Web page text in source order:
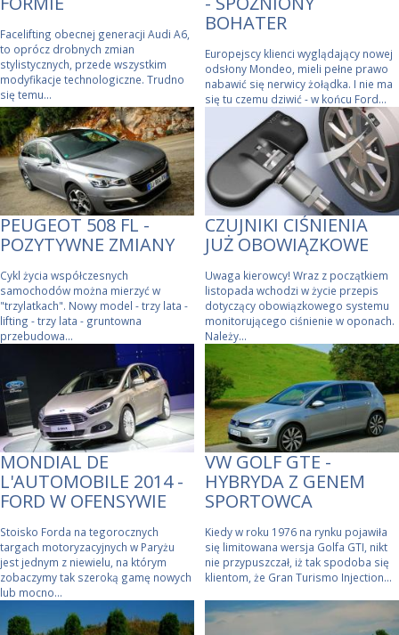
Facelifting obecnej generacji Audi A6,
to oprócz drobnych zmian
stylistycznych, przede wszystkim
modyfikacje technologiczne. Trudno
się temu...
BOHATER
Europejscy klienci wyglądający nowej
odsłony Mondeo, mieli pełne prawo
nabawić się nerwicy żołądka. I nie ma
się tu czemu dziwić - w końcu Ford...
PEUGEOT 508 FL -
POZYTYWNE ZMIANY
Cykl życia współczesnych
samochodów można mierzyć w
"trzylatkach". Nowy model - trzy lata -
lifting - trzy lata - gruntowna
przebudowa...
CZUJNIKI CIŚNIENIA
JUŻ OBOWIĄZKOWE
Uwaga kierowcy! Wraz z początkiem
listopada wchodzi w życie przepis
dotyczący obowiązkowego systemu
monitorującego ciśnienie w oponach.
Należy...
MONDIAL DE
L'AUTOMOBILE 2014 -
FORD W OFENSYWIE
Stoisko Forda na tegorocznych
targach motoryzacyjnych w Paryżu
jest jednym z niewielu, na którym
zobaczymy tak szeroką gamę nowych
lub mocno...
VW GOLF GTE -
HYBRYDA Z GENEM
SPORTOWCA
Kiedy w roku 1976 na rynku pojawiła
się limitowana wersja Golfa GTI, nikt
nie przypuszczał, iż tak spodoba się
klientom, że Gran Turismo Injection...